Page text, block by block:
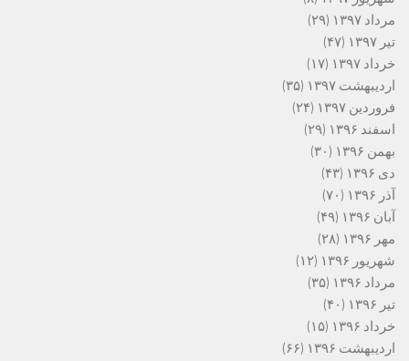
مرداد ۱۳۹۷
(۲۹)
تیر ۱۳۹۷
(۴۷)
خرداد ۱۳۹۷
(۱۷)
اردیبهشت ۱۳۹۷
(۳۵)
فروردین ۱۳۹۷
(۲۴)
اسفند ۱۳۹۶
(۲۹)
بهمن ۱۳۹۶
(۳۰)
دی ۱۳۹۶
(۴۳)
آذر ۱۳۹۶
(۷۰)
آبان ۱۳۹۶
(۴۹)
مهر ۱۳۹۶
(۲۸)
شهریور ۱۳۹۶
(۱۲)
مرداد ۱۳۹۶
(۳۵)
تیر ۱۳۹۶
(۴۰)
خرداد ۱۳۹۶
(۱۵)
اردیبهشت ۱۳۹۶
(۶۶)